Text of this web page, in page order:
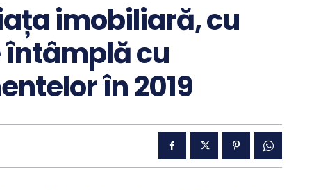
imobiliară, cu
întâmplă cu
în 2019